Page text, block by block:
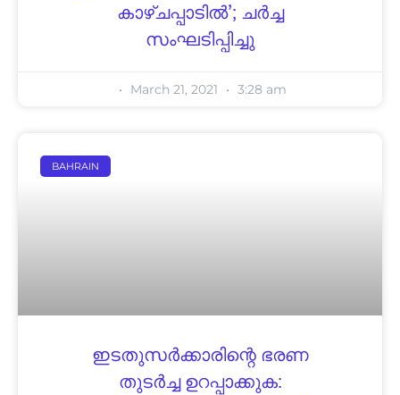
കാഴ്ചപ്പാടിൽ’; ചർച്ച
സംഘടിപ്പിച്ചു
March 21, 2021 3:28 am
BAHRAIN
ഇടതുസർക്കാരിന്റെ ഭരണ
തുടർച്ച ഉറപ്പാക്കുക: